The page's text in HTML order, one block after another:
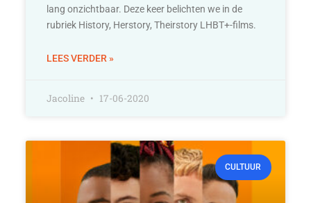
lang onzichtbaar. Deze keer belichten we in de
rubriek History, Herstory, Theirstory LHBT+-films.
LEES VERDER »
Jacoline 17-06-2020
CULTUUR